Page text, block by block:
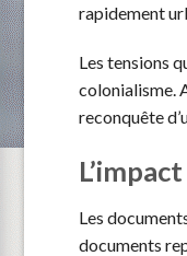
rapidement
Les tensions
colonialisme.
reconquête
Les
documents